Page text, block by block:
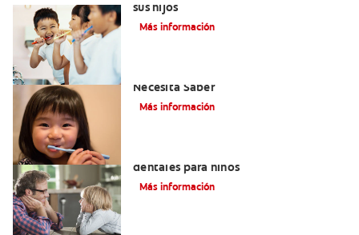
sus hijos
Más información
Necesita Saber
Más información
dentales para niños
Más información